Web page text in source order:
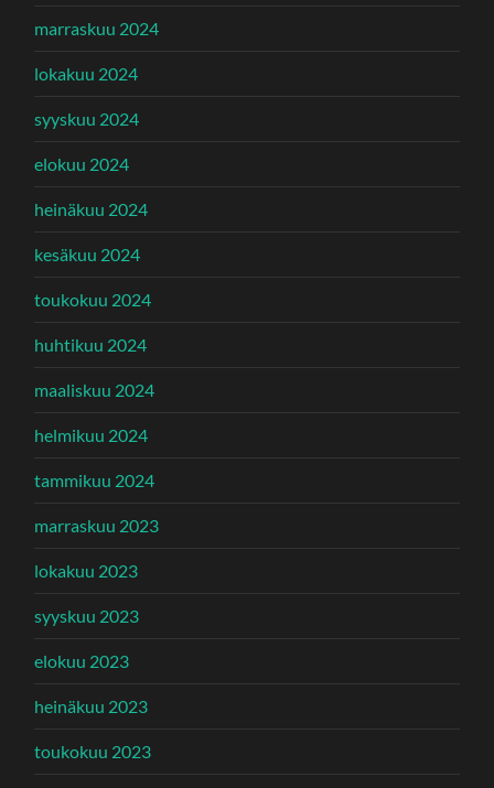
marraskuu 2024
lokakuu 2024
syyskuu 2024
elokuu 2024
heinäkuu 2024
kesäkuu 2024
toukokuu 2024
huhtikuu 2024
maaliskuu 2024
helmikuu 2024
tammikuu 2024
marraskuu 2023
lokakuu 2023
syyskuu 2023
elokuu 2023
heinäkuu 2023
toukokuu 2023